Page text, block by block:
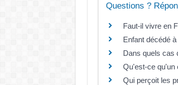
Questions ?
Faut-il vivre en
Enfant décédé
Dans quels cas
Qu'est-ce qu'un
Qui perçoit les